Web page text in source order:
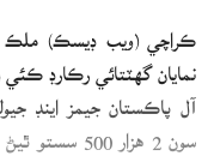
ڪراچي (ويب ڊيسڪ) ملڪ
نمايان گهٽتائي رڪارڊ ڪئي
آل پاڪستان جيمز اينڊ